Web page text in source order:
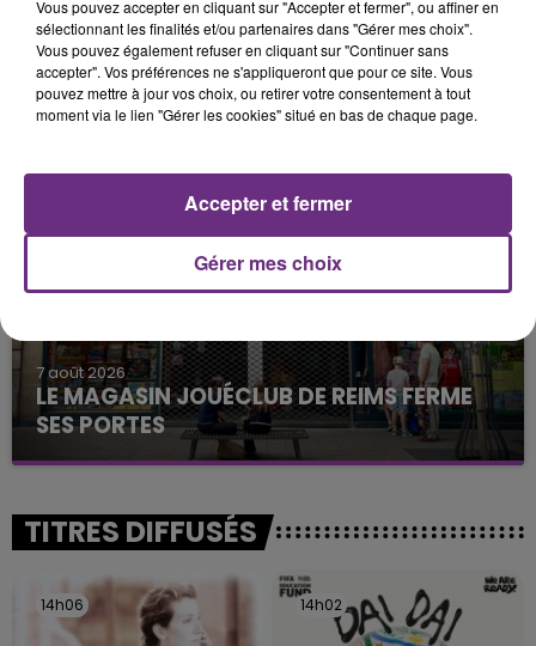
7 août 2026
LA CENTRALE NUCLÉAIRE DE CHOOZ
TOUJOURS À L'ARRÊT
justifiée par la sécheresse intense qui est toujours
présente.
7 août 2026
LE MAGASIN JOUÉCLUB DE REIMS FERME
SES PORTES
C'était l'une des institutions du centre-ville
fermer ses portes.
TITRES DIFFUSÉS
14h06
14h06 14h02
14h02
Vous pouvez accepter en cliquant sur "Accepter et fermer", ou affiner en
sélectionnant les finalités et/ou partenaires dans "Gérer mes choix".
Vous pouvez également refuser en cliquant sur "Continuer sans
accepter". Vos préférences ne s'appliqueront que pour ce site. Vous
pouvez mettre à jour vos choix, ou retirer votre consentement à tout
moment via le lien "Gérer les cookies" situé en bas de chaque page.
Gérer mes choix
Accepter et fermer